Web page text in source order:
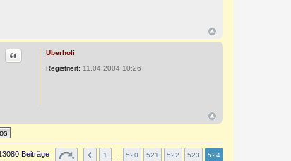
Überholi
Registriert: 11.04.2004 10:26
Zitat
Beiträge 1 520 521 522 523 524